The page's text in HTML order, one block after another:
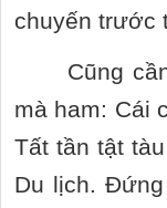
chuyến trước
Cũng
mà ham: Cái
Tất tần tật
Du lịch.